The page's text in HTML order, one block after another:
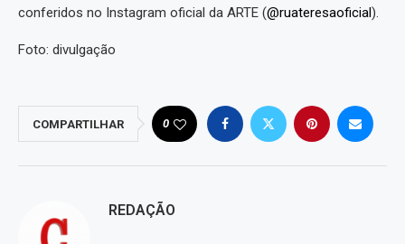
conferidos no Instagram oficial da ARTE (@ruateresaoficial).
Foto: divulgação
COMPARTILHAR 0
REDAÇÃO